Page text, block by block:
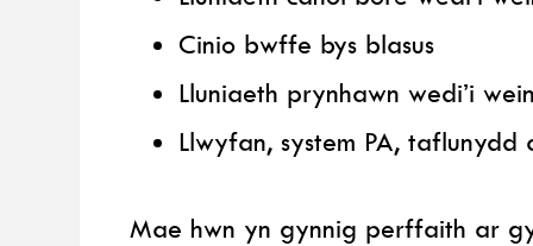
Cinio bwffe bys blasus
Lluniaeth prynhawn wedi’i
Llwyfan, system PA, taflunydd
Mae hwn yn gynnig perffaith ar